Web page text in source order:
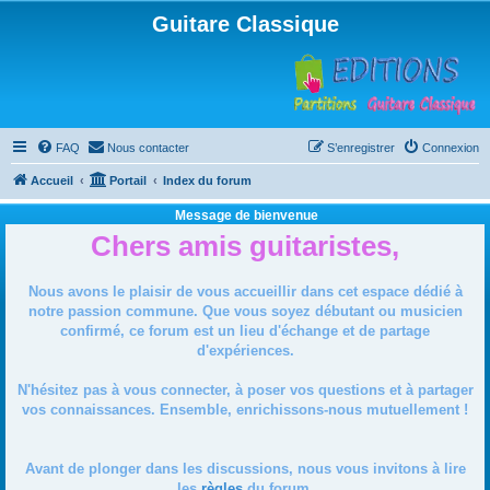
Guitare Classique
FAQ Nous contacter Connexion
S’enregistrer
Accueil Portail Index du forum
Message de bienvenue
Chers amis guitaristes,
Nous avons le plaisir de vous accueillir dans cet espace dédié à
notre passion commune. Que vous soyez débutant ou musicien
confirmé, ce forum est un lieu d'échange et de partage
d'expériences.
N'hésitez pas à vous connecter, à poser vos questions et à partager
vos connaissances. Ensemble, enrichissons-nous mutuellement !
Avant de plonger dans les discussions, nous vous invitons à lire